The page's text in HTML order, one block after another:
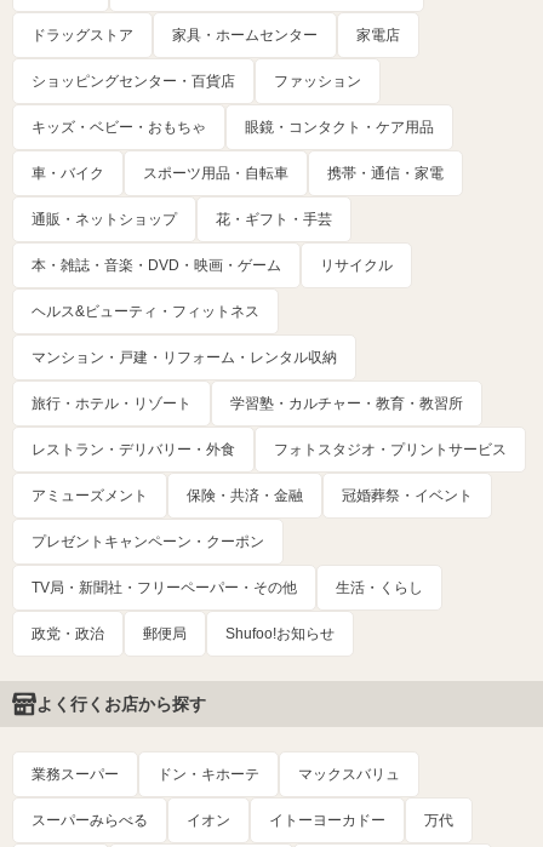
ドラッグストア 家具・ホームセンター 家電店
ショッピングセンター・百貨店 ファッション
キッズ・ベビー・おもちゃ 眼鏡・コンタクト・ケア用品
車・バイク スポーツ用品・自転車 携帯・通信・家電
通販・ネットショップ 花・ギフト・手芸
本・雑誌・音楽・DVD・映画・ゲーム リサイクル
ヘルス&ビューティ・フィットネス
マンション・戸建・リフォーム・レンタル収納
旅行・ホテル・リゾート 学習塾・カルチャー・教育・教習所
レストラン・デリバリー・外食 フォトスタジオ・プリントサービス
アミューズメント 保険・共済・金融 冠婚葬祭・イベント
プレゼントキャンペーン・クーポン
TV局・新聞社・フリーペーパー・その他 生活・くらし
政党・政治 郵便局 Shufoo!お知らせ
よく行くお店から探す
業務スーパー ドン・キホーテ マックスバリュ
スーパーみらべる イオン イトーヨーカドー 万代